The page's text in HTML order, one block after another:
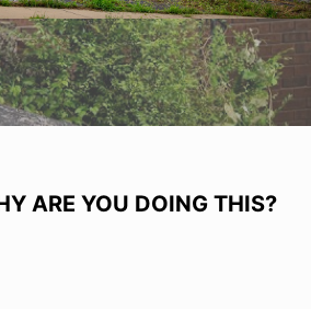
ARE YOU DOING THIS?